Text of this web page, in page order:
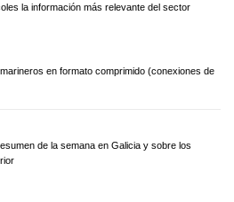
la información más relevante del sector
en formato comprimido (conexiones de
de la semana en Galicia y sobre los